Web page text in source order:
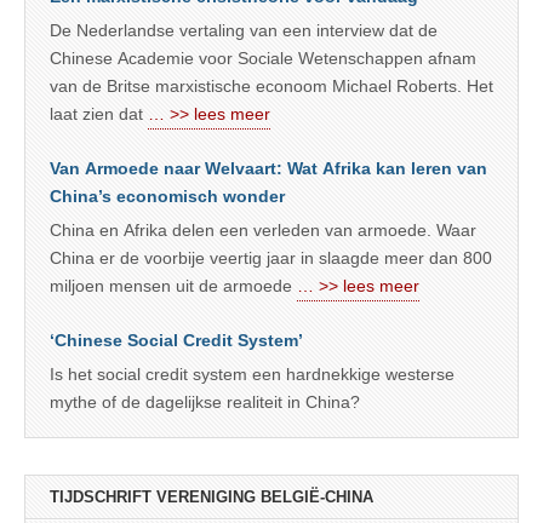
De Nederlandse vertaling van een interview dat de
Chinese Academie voor Sociale Wetenschappen afnam
van de Britse marxistische econoom Michael Roberts. Het
laat zien dat
… >> lees meer
Van Armoede naar Welvaart: Wat Afrika kan leren van
China’s economisch wonder
China en Afrika delen een verleden van armoede. Waar
China er de voorbije veertig jaar in slaagde meer dan 800
miljoen mensen uit de armoede
… >> lees meer
‘Chinese Social Credit System’
Is het social credit system een hardnekkige westerse
mythe of de dagelijkse realiteit in China?
TIJDSCHRIFT VERENIGING BELGIË-CHINA